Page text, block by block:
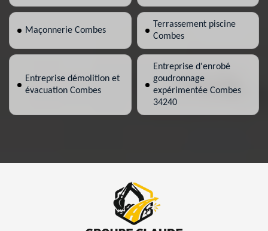
Maçonnerie Combes
Terrassement piscine
Combes
Entreprise démolition et
évacuation Combes
Entreprise d'enrobé
goudronnage
expérimentée Combes
34240